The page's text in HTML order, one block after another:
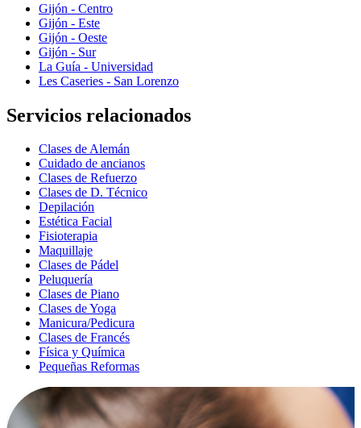
Gijón - Centro
Gijón - Este
Gijón - Oeste
Gijón - Sur
La Guía - Universidad
Les Caseries - San Lorenzo
Servicios relacionados
Clases de Alemán
Cuidado de ancianos
Clases de Refuerzo
Clases de D. Técnico
Depilación
Estética Facial
Fisioterapia
Maquillaje
Clases de Pádel
Peluquería
Clases de Piano
Clases de Yoga
Manicura/Pedicura
Clases de Francés
Física y Química
Pequeñas Reformas